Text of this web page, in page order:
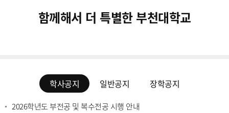
함께해서 더 특별한 부천대학교
학사공지
2026학년도 부전공 및 복수전공 시행 안내
일반공지 장학공지